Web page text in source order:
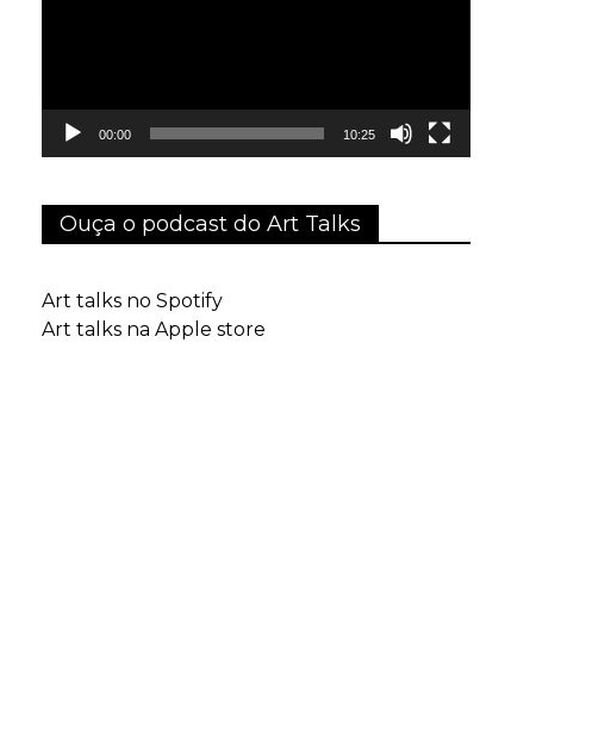
00:00 10:25
Ouça o podcast do Art Talks
Art talks no Spotify
Art talks na Apple store